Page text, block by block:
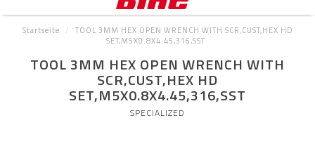
Startseite /
TOOL 3MM HEX OPEN WRENCH WITH SCR,CUST,HEX HD
SET,M5X0.8X4.45,316,SST
TOOL 3MM HEX OPEN WRENCH WITH
SCR,CUST,HEX HD
SET,M5X0.8X4.45,316,SST
SPECIALIZED